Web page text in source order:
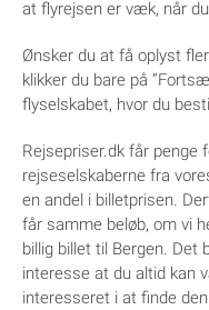
at flyrejsen er væk, når
Ønsker du at få oplyst
klikker du bare på
flyselskabet, hvor du
Rejsepriser.dk får penge
rejseselskaberne fra
en andel i billetprisen.
får samme beløb, om vi
billig billet til Bergen. Det
interesse at du altid kan
interesseret i at finde